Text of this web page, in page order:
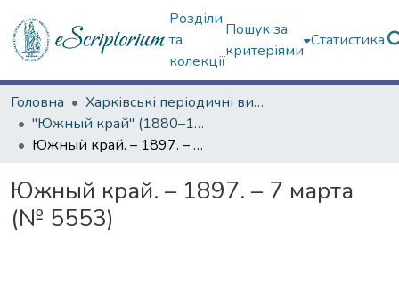
Розділи
та
колекції
Пошук за
критеріями
Статистика
Головна
Харківські періодичні видання
"Южный край" (1880–1919 гг.)
Южный край. – 1897. – 7 марта (№ 5553)
Южный край. – 1897. – 7 марта
(№ 5553)